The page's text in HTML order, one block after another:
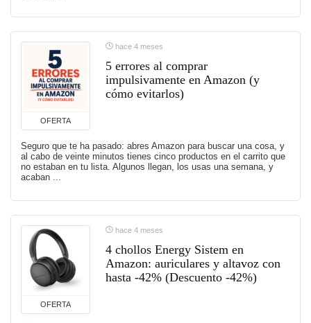
OFERTA
hace 4 meses
5 errores al comprar
impulsivamente en Amazon (y
cómo evitarlos)
Seguro que te ha pasado: abres Amazon para buscar una cosa, y
al cabo de veinte minutos tienes cinco productos en el carrito que
no estaban en tu lista. Algunos llegan, los usas una semana, y
acaban ...
OFERTA
hace 4 meses
4 chollos Energy Sistem en
Amazon: auriculares y altavoz con
hasta -42% (Descuento -42%)